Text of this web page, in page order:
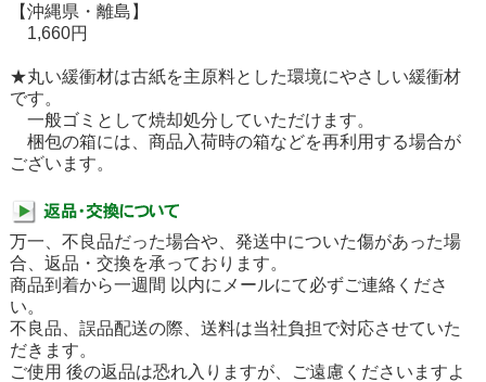
【沖縄県・離島】
1,660円
★丸い緩衝材は古紙を主原料とした環境にやさしい緩衝材
です。
一般ゴミとして焼却処分していただけます。
梱包の箱には、商品入荷時の箱などを再利用する場合が
ございます。
万一、不良品だった場合や、発送中についた傷があった場
合、返品・交換を承っております。
商品到着から一週間 以内にメールにて必ずご連絡くださ
い。
不良品、誤品配送の際、送料は当社負担で対応させていた
だきます。
ご使用 後の返品は恐れ入りますが、ご遠慮くださいますよ